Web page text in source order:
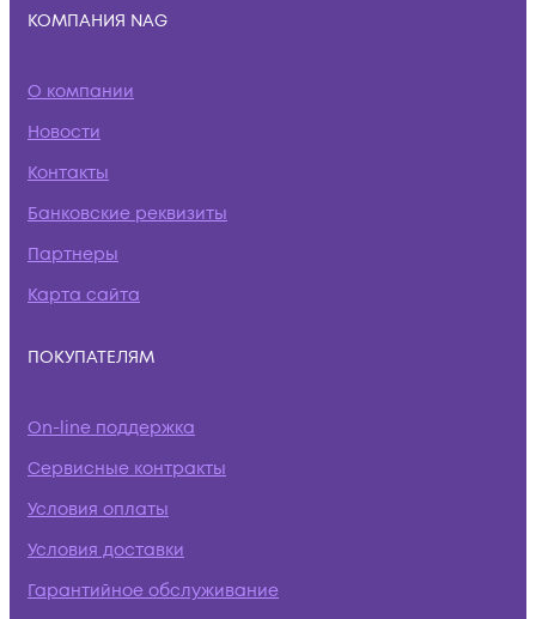
КОМПАНИЯ NAG
О компании
Новости
Контакты
Банковские реквизиты
Партнеры
Карта сайта
ПОКУПАТЕЛЯМ
On-line поддержка
Сервисные контракты
Условия оплаты
Условия доставки
Гарантийное обслуживание